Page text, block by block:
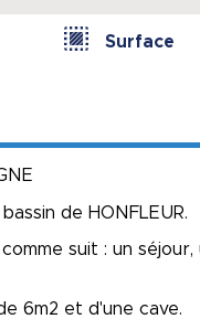
Surface
de HONFLEUR.
suit : un séjour,
6m2 et d'une cave.